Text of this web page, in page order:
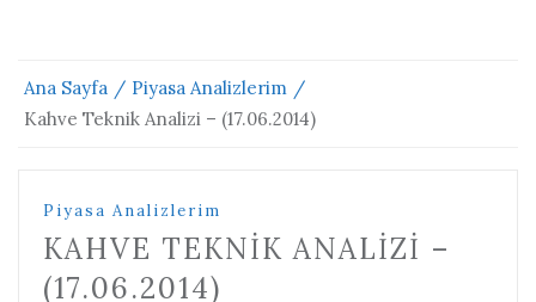
Ana Sayfa
Piyasa Analizlerim
Kahve Teknik Analizi – (17.06.2014)
Piyasa Analizlerim
KAHVE TEKNIK ANALIZI –
(17.06.2014)